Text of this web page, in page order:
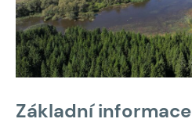
Základní